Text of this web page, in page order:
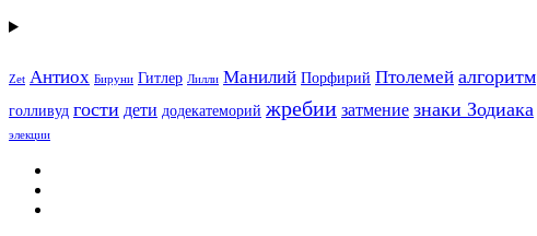
Zet Антиох Бируни Гитлер Лилли Манилий Порфирий Птолемей алгоритм
голливуд гости дети додекатеморий жребии затмение знаки Зодиака
элекции